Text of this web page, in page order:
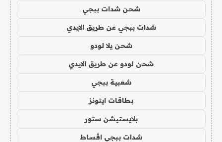
شحن شدات ببجي
شدات ببجي عن طريق الايدي
شحن يلا لودو
شحن لودو عن طريق الايدي
شعبية ببجي
بطاقات ايتونز
بلايستيشن ستور
شدات ببجي اقساط